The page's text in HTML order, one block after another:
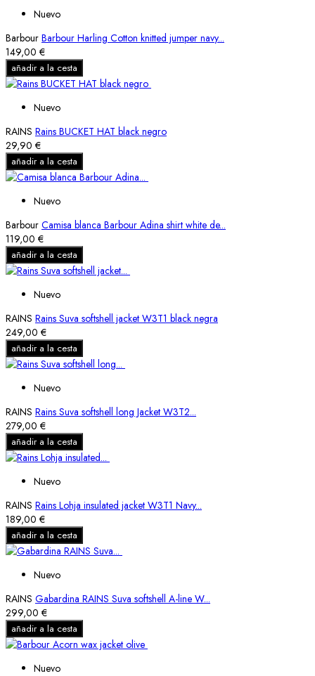
Nuevo
Barbour Barbour Harling Cotton knitted jumper navy...
149,00 €
añadir a la cesta
Nuevo
RAINS Rains BUCKET HAT black negro
29,90 €
añadir a la cesta
Nuevo
Barbour Camisa blanca Barbour Adina shirt white de...
119,00 €
añadir a la cesta
Nuevo
RAINS Rains Suva softshell jacket W3T1 black negra
249,00 €
añadir a la cesta
Nuevo
RAINS Rains Suva softshell long Jacket W3T2...
279,00 €
añadir a la cesta
Nuevo
RAINS Rains Lohja insulated jacket W3T1 Navy...
189,00 €
añadir a la cesta
Nuevo
RAINS Gabardina RAINS Suva softshell A-line W...
299,00 €
añadir a la cesta
Nuevo